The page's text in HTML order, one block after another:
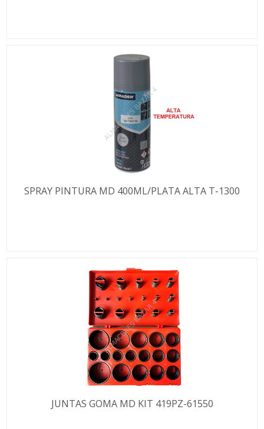
SPRAY PINTURA MD 400ML/PLATA ALTA T-1300
JUNTAS GOMA MD KIT 419PZ-61550